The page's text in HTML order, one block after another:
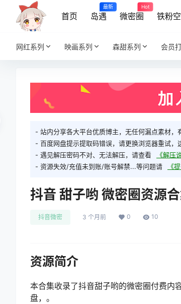
首页 岛遇
最新
微密圈
Hot
铁粉
网红系列 映画系列 森甜系列 会员
- 站内分享各大平台优质博主，无任何漏点素材，
- 百度网盘提示提取码错误，请更换浏览器重试，
- 遇见解压密码不对、无法解压，请查看
《解压
- 资源失效/充值未到账/账号解禁...等问题请
《
抖音 甜子哟 微密圈资源
抖音微密 3 个月前 0 10
资源简介
本合集收录了抖音甜子哟的微密圈付费内
盘，。